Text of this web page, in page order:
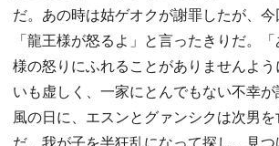
だ。あの時は姑ゲオクが謝罪したが、
「龍王様が怒るよ」と言ったきりだ。
様の怒りにふれることがありませんよ
いも虚しく、一家にとんでもない不幸
風の日に、エスンとグァンシクは次男
だ。我が子を半狂乱になって探し、見